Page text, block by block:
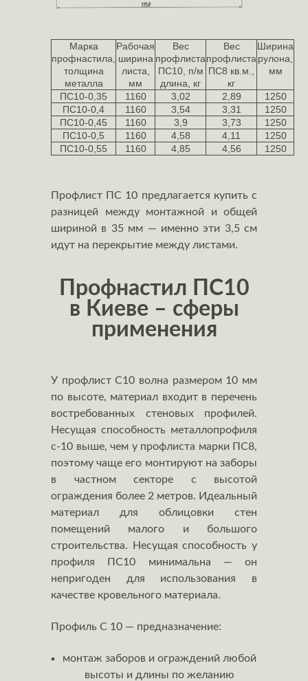
Марка
профнастила,
толщина
металла
Рабочая
ширина
листа,
мм
Вес
профлиста
ПС10, п/м
длина, кг
Вес
профлиста
ПС8 кв.м.,
кг
Ширина
рулона,
мм
ПС10-0,35 1160 3,02 2,89
1250
ПС10-0,4
1160 3,54 3,31
1250
ПС10-0,45
1160 3,9 3,73
1250
ПС10-0,5
1160 4,58 4,11
1250
ПС10-0,55
1160 4,85 4,56 1250
Профлист ПС 10 предлагается купить с
разницей между монтажной и общей
шириной в 35 мм — именно эти 3,5 см
идут на перекрытие между листами.
Профнастил ПС10
в Киеве – сферы
применения
У профлист С10 волна размером 10 мм
по высоте, материал входит в перечень
востребованных стеновых профилей.
Несущая способность металлопрофиля
с-10 выше, чем у профлиста марки ПС8,
поэтому чаще его монтируют на заборы
в частном секторе с высотой
ограждения более 2 метров. Идеальный
материал для облицовки стен
помещений малого и большого
строительства. Несущая способность у
профиля ПС10 минимальна — он
непригоден для использования в
качестве кровельного материала.
Профиль С 10 — предназначение:
монтаж заборов и ограждений любой
высоты и длины по желанию